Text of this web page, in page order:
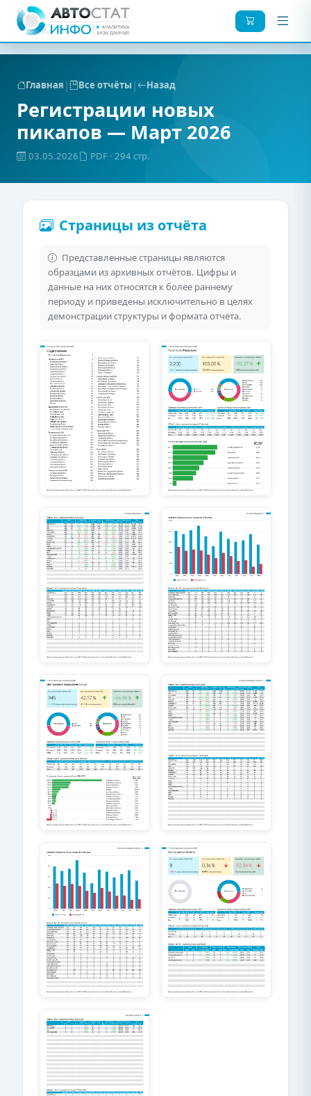
Главная | Все отчёты | Назад
Регистрации новых
пикапов — Март 2026
03.05.2026 PDF · 294 стр.
Страницы из отчёта
Представленные страницы являются
образцами из архивных отчётов. Цифры и
данные на них относятся к более раннему
периоду и приведены исключительно в целях
демонстрации структуры и формата отчёта.